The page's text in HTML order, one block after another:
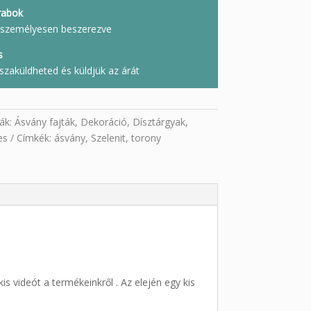
beszerezve
és küldjük az árát
Ásvány fajták, Dekoráció, Dísztárgyak,
Címkék: ásvány, Szelenit, torony
videót a termékeinkről . Az elején egy kis